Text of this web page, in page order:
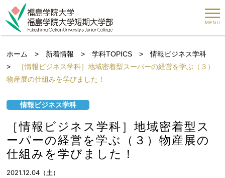
ホーム > 新着情報 >学科TOPICS >情報ビジネス学科
>
［情報ビジネス学科］地域密着型スーパーの経営を学ぶ（３）
物産展の仕組みを学びました！
情報ビジネス学科
［情報ビジネス学科］地域密着型ス
ーパーの経営を学ぶ（３）物産展の
仕組みを学びました！
2021.12.04（土）